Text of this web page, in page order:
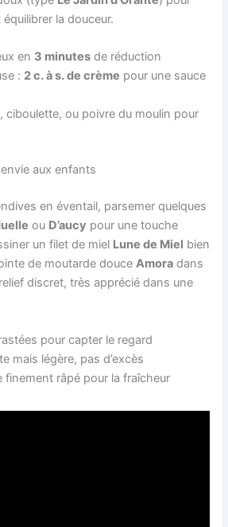
la douceur.
en 3 minutes de réduction
: 2 c. à s. de crème pour une sauce
ciboulette, ou poivre du moulin pour
aux enfants
en éventail, parsemer quelques
ou D’aucy pour une touche
un filet de miel Lune de Miel bien
de moutarde douceAmora dans
discret, très apprécié dans une
pour capter le regard
mais légère, pas d’excès
finement râpé pour la fraîcheur